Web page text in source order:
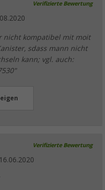
Verifizierte Bewertung
nicht kompatibel mit moit
sdass mann nicht
kann; vgl. auch:
Verifizierte Bewertung
16.06.2020